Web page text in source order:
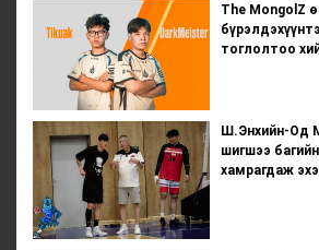
The MongolZ
тоглолтоо
Ш.Энхийн-Од
шигшээ
хамрагдаж